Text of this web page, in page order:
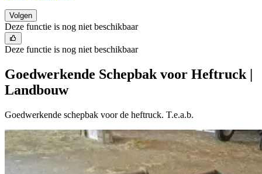
Volgen
Deze functie is nog niet beschikbaar
Deze functie is nog niet beschikbaar
Goedwerkende Schepbak voor Heftruck |
Landbouw
Goedwerkende schepbak voor de heftruck. T.e.a.b.